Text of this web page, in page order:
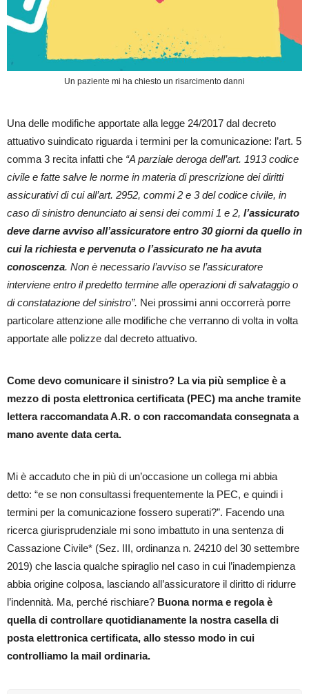
Un paziente mi ha chiesto un risarcimento danni
Una delle modifiche apportate alla legge 24/2017 dal decreto
attuativo suindicato riguarda i termini per la comunicazione: l’art. 5
comma 3 recita infatti che “A parziale deroga dell’art. 1913 codice
civile e fatte salve le norme in materia di prescrizione dei diritti
assicurativi di cui all’art. 2952, commi 2 e 3 del codice civile, in
caso di sinistro denunciato ai sensi dei commi 1 e 2, l’assicurato
deve darne avviso all’assicuratore entro 30 giorni da quello in
cui la richiesta e pervenuta o l’assicurato ne ha avuta
conoscenza. Non è necessario l’avviso se l’assicuratore
interviene entro il predetto termine alle operazioni di salvataggio o
di constatazione del sinistro”. Nei prossimi anni occorrerà porre
particolare attenzione alle modifiche che verranno di volta in volta
apportate alle polizze dal decreto attuativo.
Come devo comunicare il sinistro? La via più semplice è a
mezzo di posta elettronica certificata (PEC) ma anche tramite
lettera raccomandata A.R. o con raccomandata consegnata a
mano avente data certa.
Mi è accaduto che in più di un’occasione un collega mi abbia
detto: “e se non consultassi frequentemente la PEC, e quindi i
termini per la comunicazione fossero superati?”. Facendo una
ricerca giurisprudenziale mi sono imbattuto in una sentenza di
Cassazione Civile* (Sez. III, ordinanza n. 24210 del 30 settembre
2019) che lascia qualche spiraglio nel caso in cui l’inadempienza
abbia origine colposa, lasciando all’assicuratore il diritto di ridurre
l’indennità. Ma, perché rischiare? Buona norma e regola è
quella di controllare quotidianamente la nostra casella di
posta elettronica certificata, allo stesso modo in cui
controlliamo la mail ordinaria.